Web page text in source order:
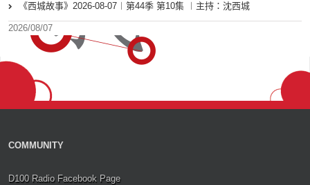
《西城故事》2026-08-07︱第44季 第10集 ︱主持：沈西城
2026/08/07
COMMUNITY
D100 Radio Facebook Page